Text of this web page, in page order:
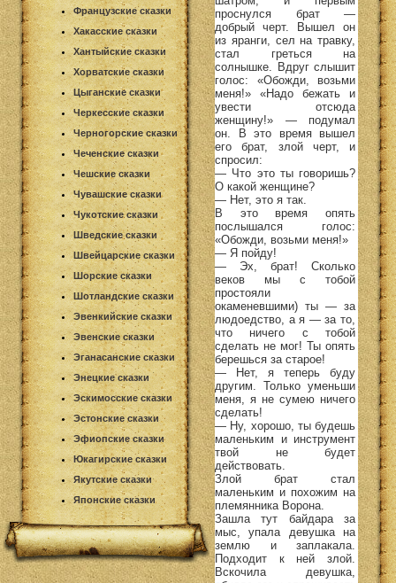
Французские сказки
Хакасские сказки
Хантыйские сказки
Хорватские сказки
Цыганские сказки
Черкесские сказки
Черногорские сказки
Чеченские сказки
Чешские сказки
Чувашские сказки
Чукотские сказки
Шведские сказки
Швейцарские сказки
Шорские сказки
Шотландские сказки
Эвенкийские сказки
Эвенские сказки
Эганасанские сказки
Энецкие сказки
Эскимосские сказки
Эстонские сказки
Эфиопские сказки
Юкагирские сказки
Якутские сказки
Японские сказки
проснулся брат —
добрый черт. Вышел он
из яранги, сел на травку,
стал греться на
солнышке. Вдруг слышит
голос: «Обожди, возьми
меня!» «Надо бежать и
увести отсюда
женщину!» — подумал
он. В это время вышел
его брат, злой черт, и
спросил:
— Что это ты говоришь?
О какой женщине?
— Нет, это я так.
В это время опять
послышался голос:
«Обожди, возьми меня!»
— Я пойду!
— Эх, брат! Сколько
веков мы с тобой
простояли
окаменевшими) ты — за
людоедство, а я — за то,
что ничего с тобой
сделать не мог! Ты опять
берешься за старое!
— Нет, я теперь буду
другим. Только уменьши
меня, я не сумею ничего
сделать!
— Ну, хорошо, ты будешь
маленьким и инструмент
твой не будет
действовать.
Злой брат стал
маленьким и похожим на
племянника Ворона.
Зашла тут байдара за
мыс, упала девушка на
землю и заплакала.
Подходит к ней злой.
Вскочила девушка,